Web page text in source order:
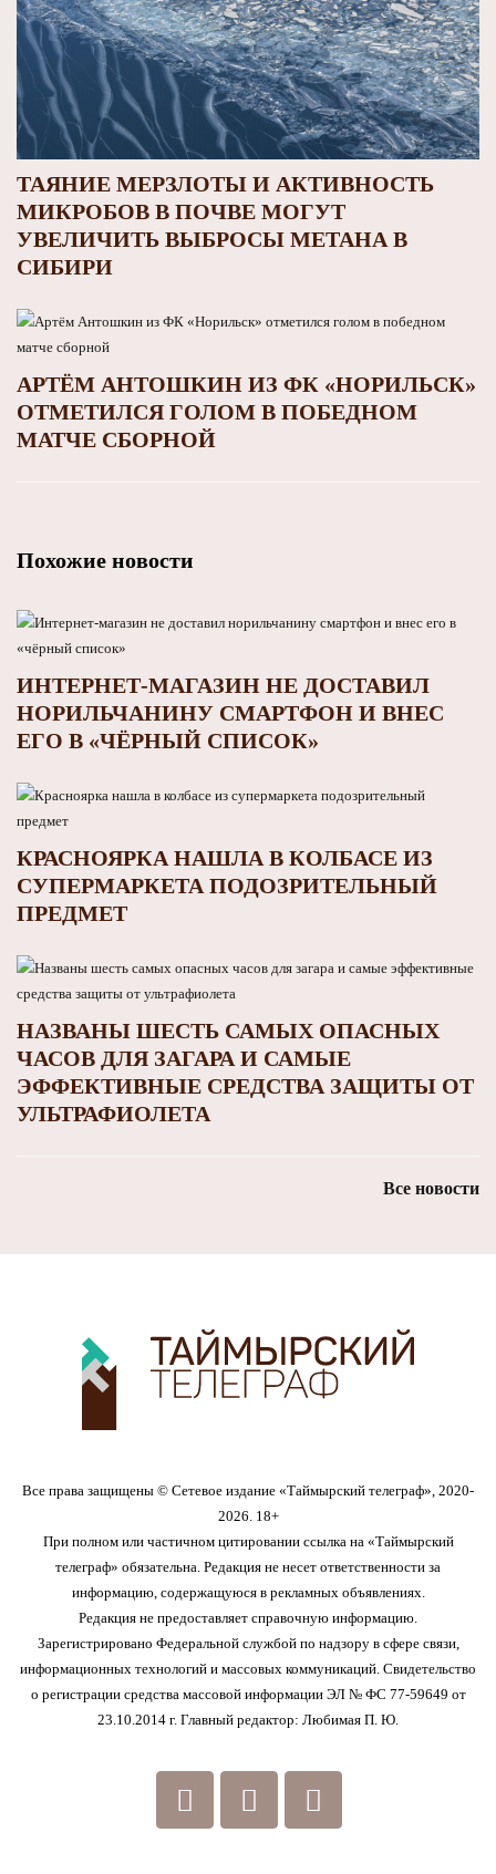
ТАЯНИЕ МЕРЗЛОТЫ И АКТИВНОСТЬ
МИКРОБОВ В ПОЧВЕ МОГУТ
УВЕЛИЧИТЬ ВЫБРОСЫ МЕТАНА В
СИБИРИ
АРТЁМ АНТОШКИН ИЗ ФК «НОРИЛЬСК»
ОТМЕТИЛСЯ ГОЛОМ В ПОБЕДНОМ
МАТЧЕ СБОРНОЙ
Похожие новости
ИНТЕРНЕТ-МАГАЗИН НЕ ДОСТАВИЛ
НОРИЛЬЧАНИНУ СМАРТФОН И ВНЕС
ЕГО В «ЧЁРНЫЙ СПИСОК»
КРАСНОЯРКА НАШЛА В КОЛБАСЕ ИЗ
СУПЕРМАРКЕТА ПОДОЗРИТЕЛЬНЫЙ
ПРЕДМЕТ
НАЗВАНЫ ШЕСТЬ САМЫХ ОПАСНЫХ
ЧАСОВ ДЛЯ ЗАГАРА И САМЫЕ
ЭФФЕКТИВНЫЕ СРЕДСТВА ЗАЩИТЫ ОТ
УЛЬТРАФИОЛЕТА
Все новости
Все права защищены © Сетевое издание «Таймырский телеграф», 2020-
2026. 18+
При полном или частичном цитировании ссылка на «Таймырский
телеграф» обязательна. Редакция не несет ответственности за
информацию, содержащуюся в рекламных объявлениях.
Редакция не предоставляет справочную информацию.
Зарегистрировано Федеральной службой по надзору в сфере связи,
информационных технологий и массовых коммуникаций. Свидетельство
о регистрации средства массовой информации ЭЛ № ФС 77-59649 от
23.10.2014 г. Главный редактор: Любимая П. Ю.